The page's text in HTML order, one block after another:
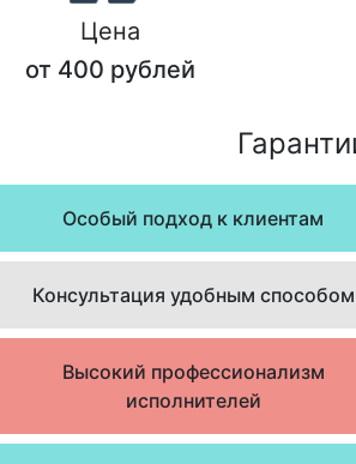
Цена
от 400 рублей
Особый подход к клиентам
Консультация удобным способом
Высокий профессионализм
исполнителей